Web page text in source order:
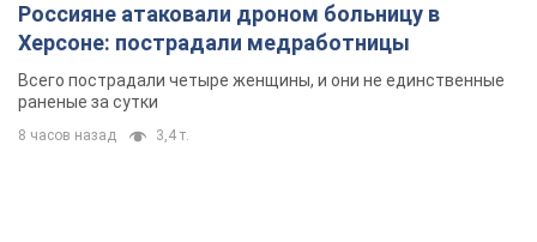
Россияне атаковали дроном больницу в
Херсоне: пострадали медработницы
Всего пострадали четыре женщины, и они не единственные
раненые за сутки
8 часов назад 3,4 т.